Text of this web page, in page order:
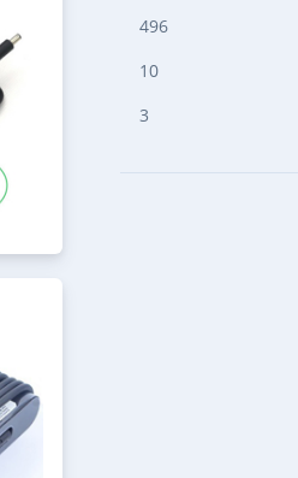
496
10
3